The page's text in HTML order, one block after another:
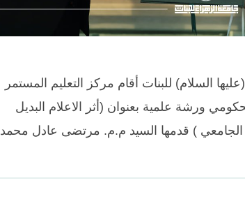
السلام) للبنات أقام مركز التعليم المستمر
ورشة علمية بعنوان (أثر الاعلام البديل
الجامعي ) قدمها السيد م.م. مرتضى عادل محمد